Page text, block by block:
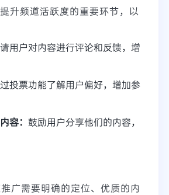
升频道活跃度的重要环节，以
用户对内容进行评论和反馈，增
投票功能了解用户偏好，增加参
容： 鼓励用户分享他们的内容，
广需要明确的定位、优质的内